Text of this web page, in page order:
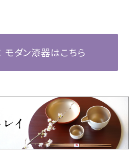
モダン漆器はこちら